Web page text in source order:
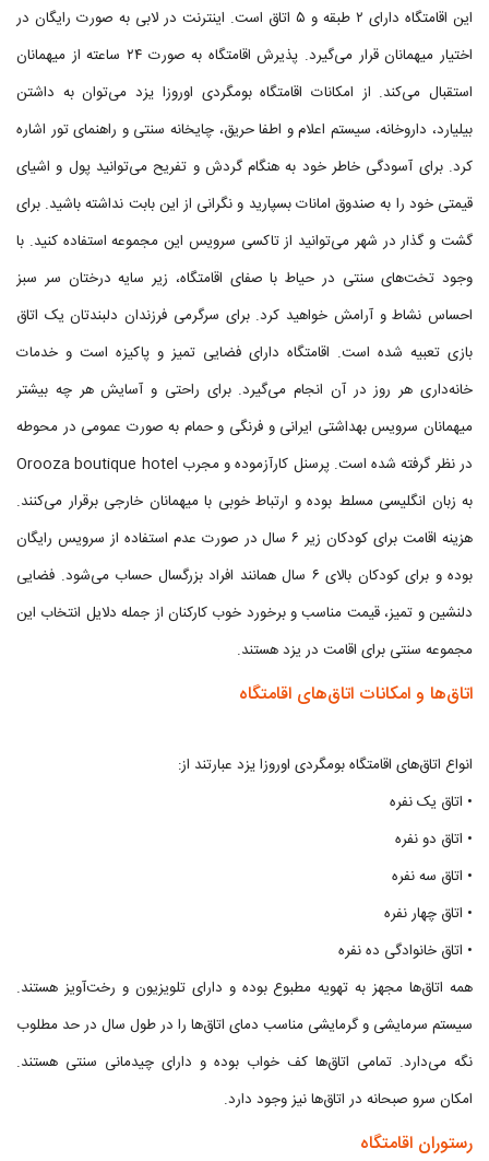
این اقامتگاه دارای ۲ طبقه و ۵ اتاق است. اینترنت در لابی به صورت رایگان در
اختیار میهمانان قرار می‌گیرد. پذیرش اقامتگاه به صورت ۲۴ ساعته از میهمانان
استقبال می‌کند. از امکانات اقامتگاه بومگردی اوروزا يزد می‌توان به داشتن
بیلیارد، داروخانه، سیستم اعلام و اطفا حریق، چایخانه سنتی و راهنمای تور اشاره
کرد. برای آسودگی خاطر خود به هنگام گردش و تفریح می‌توانید پول و اشیای
قیمتی خود را به صندوق امانات بسپارید و نگرانی از این بابت نداشته باشید. برای
گشت و گذار در شهر می‌توانید از تاکسی سرویس این مجموعه استفاده کنید. با
وجود تخت‌های سنتی در حیاط با صفای اقامتگاه، زیر سایه درختان سر سبز
احساس نشاط و آرامش خواهید کرد. برای سرگرمی فرزندان دلبندتان یک اتاق
بازی تعبیه شده است. اقامتگاه دارای فضایی تمیز و پاکیزه است و خدمات
خانه‌داری هر روز در آن انجام می‌گیرد. برای راحتی و آسایش هر چه بیشتر
میهمانان سرویس بهداشتی ایرانی و فرنگی و حمام به صورت عمومی در محوطه
در نظر گرفته شده است. پرسنل کارآزموده و مجرب Orooza boutique hotel
به زبان انگلیسی مسلط بوده و ارتباط خوبی با میهمانان خارجی برقرار می‌کنند.
هزینه اقامت برای کودکان زیر ۶ سال در صورت عدم استفاده از سرویس رایگان
بوده و برای کودکان بالای ۶ سال همانند افراد بزرگسال حساب می‌شود. فضایی
دلنشین و تمیز، قیمت مناسب و برخورد خوب کارکنان از جمله دلایل انتخاب این
مجموعه سنتی برای اقامت در یزد هستند.
اتاق‌ها و امکانات اتاق‌های اقامتگاه
انواع اتاق‌های اقامتگاه بومگردی اوروزا يزد عبارتند از:
• اتاق یک نفره
• اتاق دو نفره
• اتاق سه نفره
• اتاق چهار نفره
• اتاق خانوادگی ده نفره
همه اتاق‌ها مجهز به تهویه مطبوع بوده و دارای تلویزیون و رخت‌آویز هستند.
سیستم سرمایشی و گرمایشی مناسب دمای اتاق‌ها را در طول سال در حد مطلوب
نگه می‌دارد. تمامی اتاق‌ها کف خواب بوده و دارای چیدمانی سنتی هستند.
امکان سرو صبحانه در اتاق‌ها نیز وجود دارد.
رستوران اقامتگاه